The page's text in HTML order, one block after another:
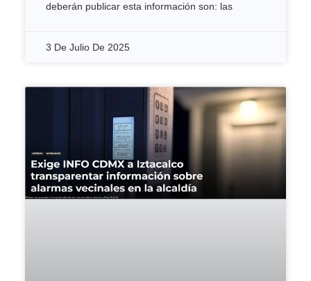
deberán publicar esta información son: las
3 De Julio De 2025